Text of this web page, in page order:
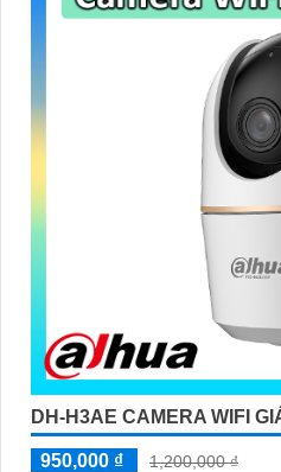
DH-H3AE CAMERA WIFI
950,000 ₫
1,200,000 ₫